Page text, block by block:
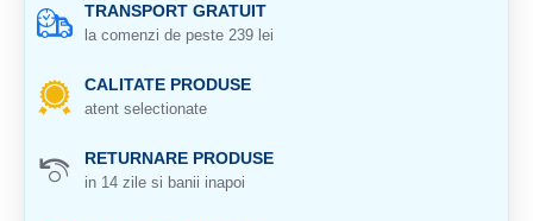
TRANSPORT GRATUIT
la comenzi de peste 239 lei
CALITATE PRODUSE
atent selectionate
RETURNARE PRODUSE
in 14 zile si banii inapoi